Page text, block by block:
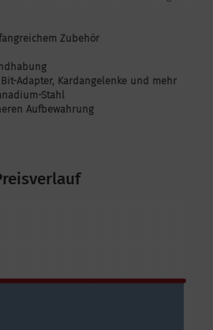
Zubehör
Adapter, Kardangelenke und mehr
Stahl
Aufbewahrung